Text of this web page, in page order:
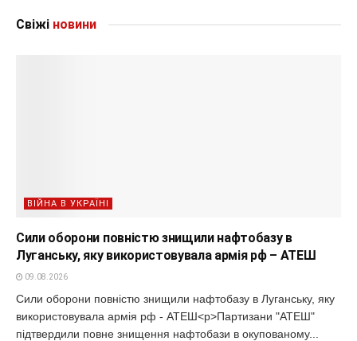
Свіжі новини
ВІЙНА В УКРАЇНІ
Сили оборони повністю знищили нафтобазу в
Луганську, яку використовувала армія рф – АТЕШ
09.08.2026
Сили оборони повністю знищили нафтобазу в Луганську, яку
використовувала армія рф - АТЕШ<p>Партизани "АТЕШ"
підтвердили повне знищення нафтобази в окупованому...